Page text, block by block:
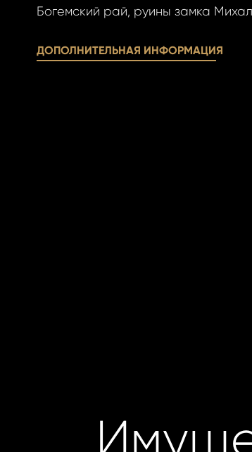
Богемский рай, руины замка
ДОПОЛНИТЕЛЬНАЯ ИНФОРМАЦИЯ
записи